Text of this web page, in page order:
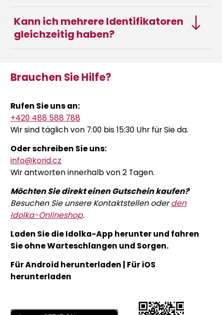
Kann ich mehrere Identifikatoren
gleichzeitig haben?
Brauchen Sie Hilfe?
Rufen Sie uns an:
+420 488 588 788
Wir sind täglich von 7:00 bis 15:30 Uhr für Sie da.
Oder schreiben Sie uns:
info@korid.cz
Wir antworten innerhalb von 2 Tagen.
Möchten Sie direkt einen Gutschein kaufen?
Besuchen Sie unsere Kontaktstellen oderden
Idolka-Onlineshop.
Laden Sie die Idolka-App herunter und fahren
Sie ohne Warteschlangen und Sorgen.
Für Android herunterladen | Für iOS
herunterladen